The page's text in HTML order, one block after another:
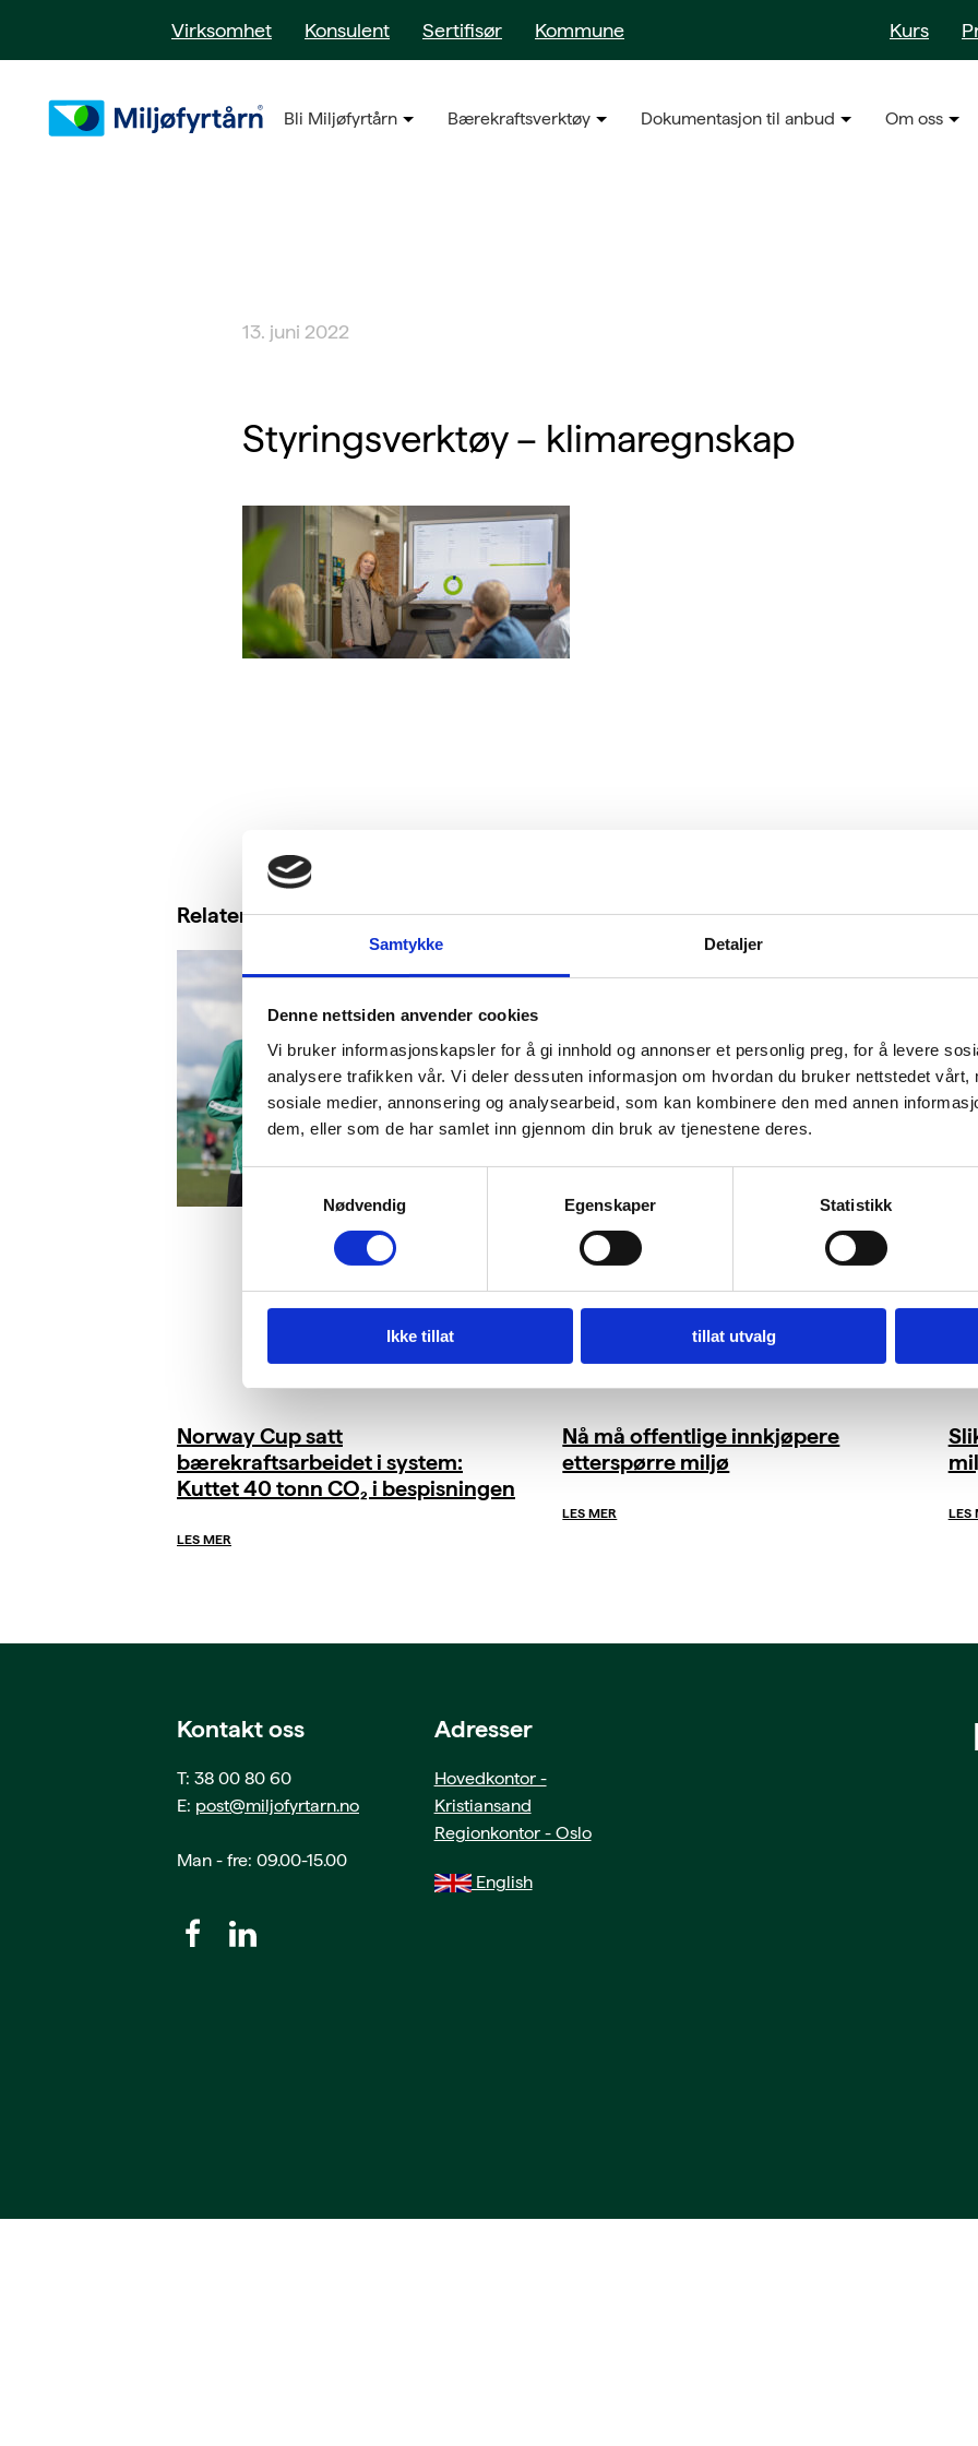
Samtykke Detaljer
Denne nettsiden anvender cookies
Vi bruker informasjonskapsler for å gi innhold og annonser et personlig preg, for å levere
analysere trafikken vår. Vi deler dessuten informasjon om hvordan du bruker nettstedet vårt,
sosiale medier, annonsering og analysearbeid, som kan kombinere den med annen
dem, eller som de har samlet inn gjennom din bruk av tjenestene deres.
Samtykkevalg
Nødvendig
Egenskaper Statistikk
Ikke tillat tillat utvalg
Virksomhet Konsulent Sertifisør Kommune Kurs
Bli Miljøfyrtårn Bærekraftsverktøy Dokumentasjon til anbud Om oss
13. juni 2022
Styringsverktøy – klimaregnskap
Relaterte saker
Norway Cup satt
bærekraftsarbeidet i system:
Kuttet 40 tonn CO₂ i bespisningen
LES MER
Nå må offentlige innkjøpere
etterspørre miljø
LES MER LES
Kontakt oss
T: 38 00 80 60
E: post@miljofyrtarn.no
Man - fre: 09.00-15.00
Adresser
Hovedkontor -
Kristiansand
Regionkontor - Oslo
English